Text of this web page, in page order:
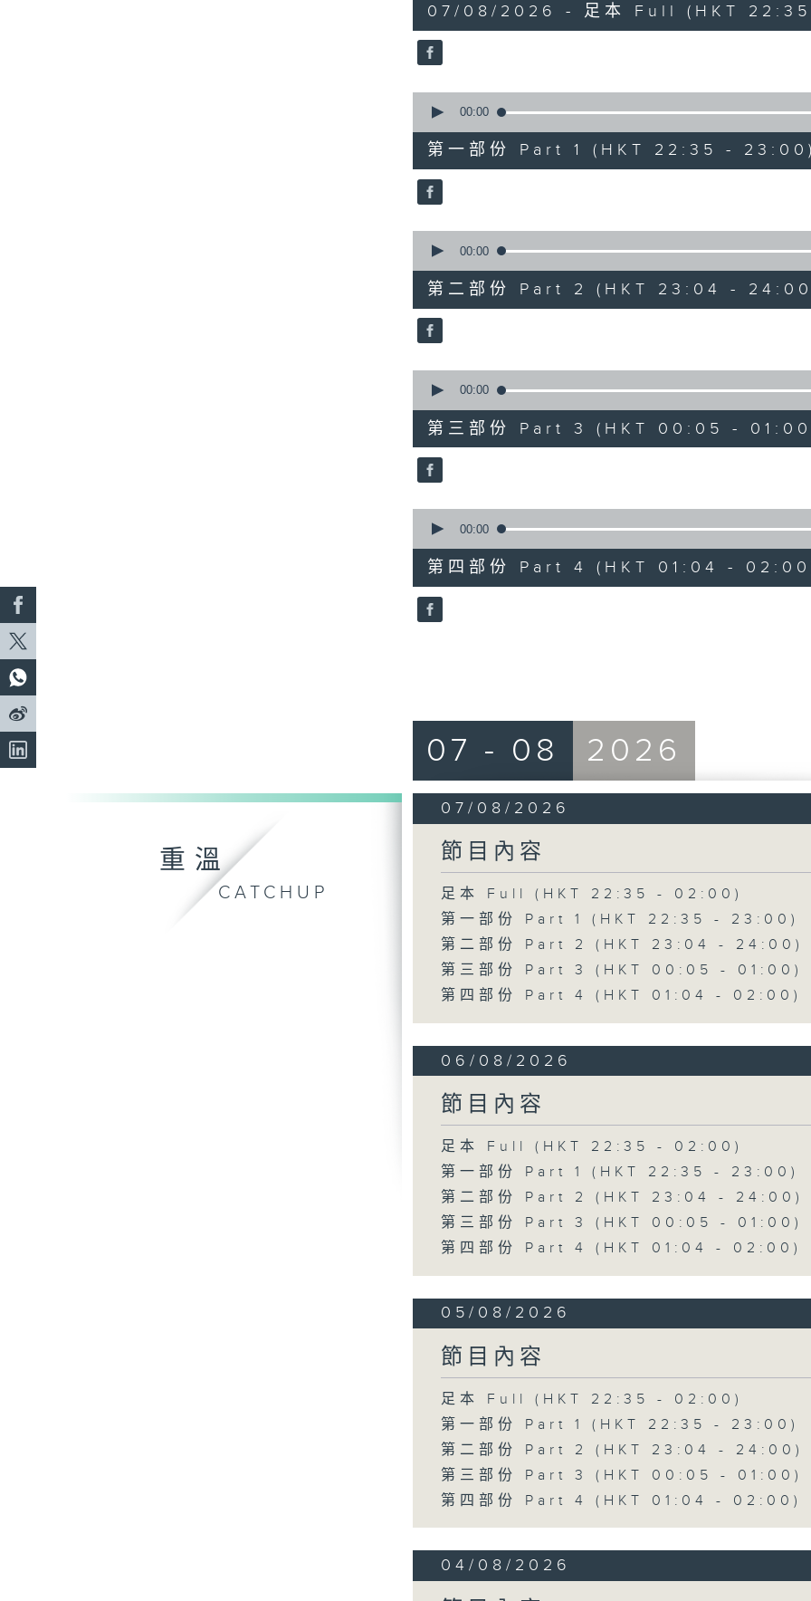
hours,
12
minutes,
0
90%
07/08/2026 - 足本 Full (HKT
seconds
25
minutes,
10
seconds
90%
00:00
第一部份 Part 1 (HKT 22:35 - 23:00)
seconds
56
minutes,
20
seconds
90%
00:00
第二部份 Part 2 (HKT 23:04 -
seconds
55
minutes,
19
seconds
90%
00:00
第三部份 Part 3 (HKT 00:05 -
seconds
56
minutes,
9
seconds
90%
00:00
第四部份 Part 4 (HKT 01:04 -
重溫
CATCHUP
07 - 08 2026
07/08/2026
節目內容
足本 Full (HKT 22:35 - 02:00)
第一部份 Part 1 (HKT 22:35 - 23:00)
第二部份 Part 2 (HKT 23:04 - 24:00)
第三部份 Part 3 (HKT 00:05 - 01:00)
第四部份 Part 4 (HKT 01:04 - 02:00)
06/08/2026
節目內容
足本 Full (HKT 22:35 - 02:00)
第一部份 Part 1 (HKT 22:35 - 23:00)
第二部份 Part 2 (HKT 23:04 - 24:00)
第三部份 Part 3 (HKT 00:05 - 01:00)
第四部份 Part 4 (HKT 01:04 - 02:00)
05/08/2026
節目內容
足本 Full (HKT 22:35 - 02:00)
第一部份 Part 1 (HKT 22:35 - 23:00)
第二部份 Part 2 (HKT 23:04 - 24:00)
第三部份 Part 3 (HKT 00:05 - 01:00)
第四部份 Part 4 (HKT 01:04 - 02:00)
04/08/2026